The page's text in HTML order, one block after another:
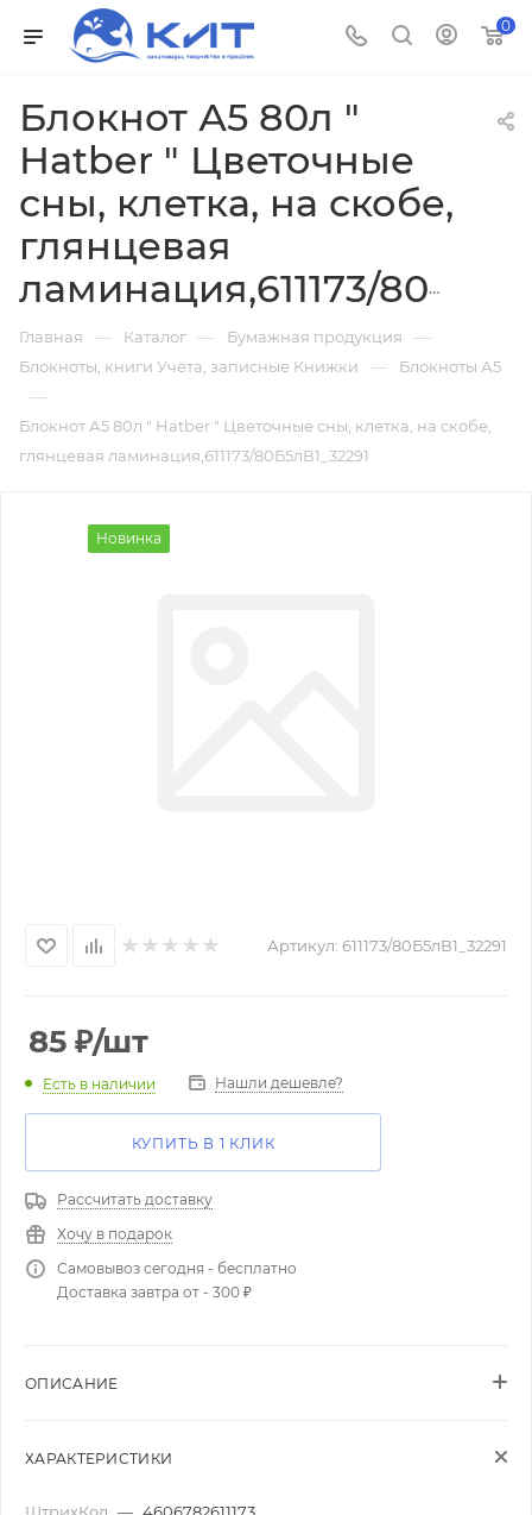
0
Блокнот А5 80л "
Hatber " Цветочные
сны, клетка, на скобе,
глянцевая
ламинация,611173/80Б5лВ1_32291
Главная — Каталог — Бумажная продукция —
Блокноты, книги Учёта, записные Книжки — Блокноты А5
—
Блокнот А5 80л " Hatber " Цветочные сны, клетка, на скобе,
глянцевая ламинация,611173/80Б5лВ1_32291
Новинка
Артикул: 611173/80Б5лВ1_32291
85 ₽/шт
Есть в наличии Нашли дешевле?
КУПИТЬ В 1 КЛИК
Рассчитать доставку
Хочу в подарок
Самовывоз сегодня - бесплатно
Доставка завтра от - 300 ₽
ОПИСАНИЕ
ХАРАКТЕРИСТИКИ